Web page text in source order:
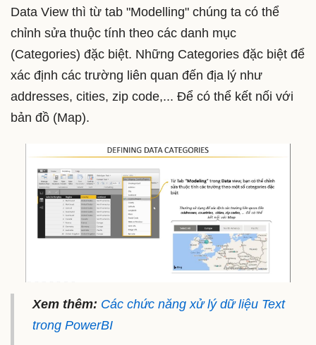
Data View thì từ tab "Modelling" chúng ta có thể
chỉnh sửa thuộc tính theo các danh mục
(Categories) đặc biệt. Những Categories đặc biệt để
xác định các trường liên quan đến địa lý như
addresses, cities, zip code,... Để có thể kết nối với
bản đồ (Map).
Xem thêm: Các chức năng xử lý dữ liệu Text
trong PowerBI